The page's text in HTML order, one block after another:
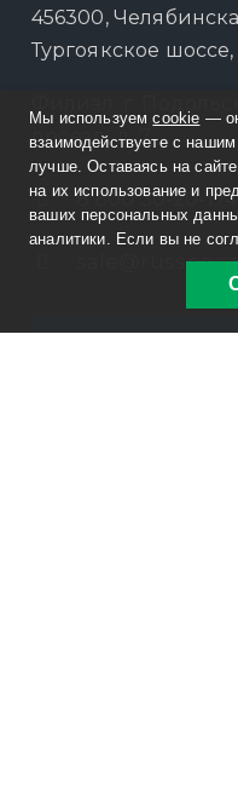
456300,
Тургоякское шоссе,
проезд, д. 7
8 800 30-20-174
Мы используемcookie —
взаимодействуете с
лучше. Оставаясь на
на их использование и
ваших персональных
аналитики. Если вы не